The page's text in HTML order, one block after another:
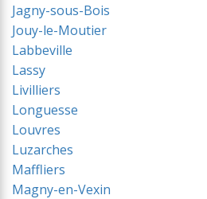
Jagny-sous-Bois
Jouy-le-Moutier
Labbeville
Lassy
Livilliers
Longuesse
Louvres
Luzarches
Maffliers
Magny-en-Vexin